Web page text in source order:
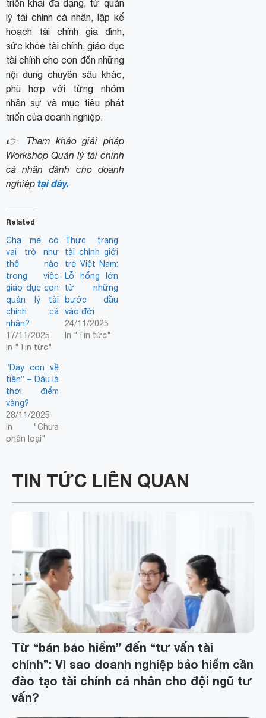
triển khai đa dạng, từ quản
lý tài chính cá nhân, lập kế
hoạch tài chính gia đình,
sức khỏe tài chính, giáo dục
tài chính cho con đến những
nội dung chuyên sâu khác,
phù hợp với từng nhóm
nhân sự và mục tiêu phát
triển của doanh nghiệp.
👉 Tham khảo giải pháp
Workshop Quản lý tài chính
cá nhân dành cho doanh
nghiệp tại đây.
Related
Cha mẹ có
vai trò như
thế nào
trong việc
giáo dục con
quản lý tài
chính cá
nhân?
17/11/2025
In "Tin tức"
Thực trạng
tài chính giới
trẻ Việt Nam:
Lỗ hổng lớn
từ những
bước đầu
vào đời
24/11/2025
In "Tin tức"
“Dạy con về
tiền” – Đâu là
thời điểm
vàng?
28/11/2025
In "Chưa
phân loại"
TIN TỨC LIÊN QUAN
Từ “bán bảo hiểm” đến “tư vấn tài
chính”: Vì sao doanh nghiệp bảo hiểm cần
đào tạo tài chính cá nhân cho đội ngũ tư
vấn?